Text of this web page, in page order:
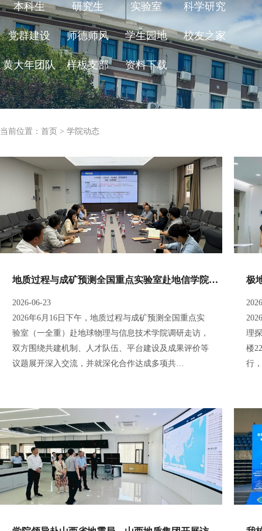
本科生 研究生 实验室 科学研究
党群建设 师德师风 学生园地 校友之家
黄大年团队 样板支部 资料下载
当前位置： 首页 > 学院动态
地质过程与成矿预测全国重点实验室赴地信学院调研座谈
2026-06-23
2026年6月16日下午，地质过程与成矿预测全国重点实
验室（一全重）赴地球物理与信息技术学院调研走访，
双方围绕共建机制、人才队伍、平台建设及成果评价等
议题展开深入交流，并就深化合作达成多项共…
理
楼
行